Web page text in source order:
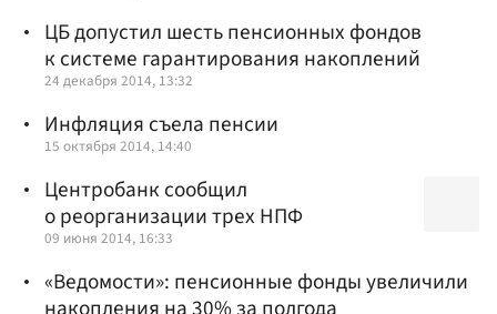
ЦБ допустил шесть пенсионных фондов
к системе гарантирования накоплений
24 декабря 2014, 13:32
Инфляция съела пенсии
15 октября 2014, 14:40
Центробанк сообщил
о реорганизации трех НПФ
09 июня 2014, 16:33
«Ведомости»: пенсионные фонды увеличили